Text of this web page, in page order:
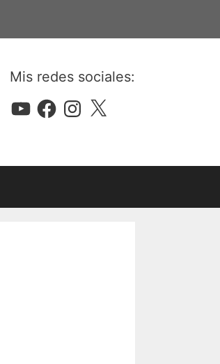
Mis redes sociales:
YouTubeFacebookInstagram
X